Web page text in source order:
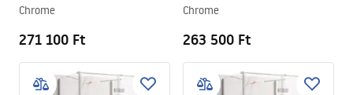
Chrome
271 100 Ft
Chrome
263 500 Ft